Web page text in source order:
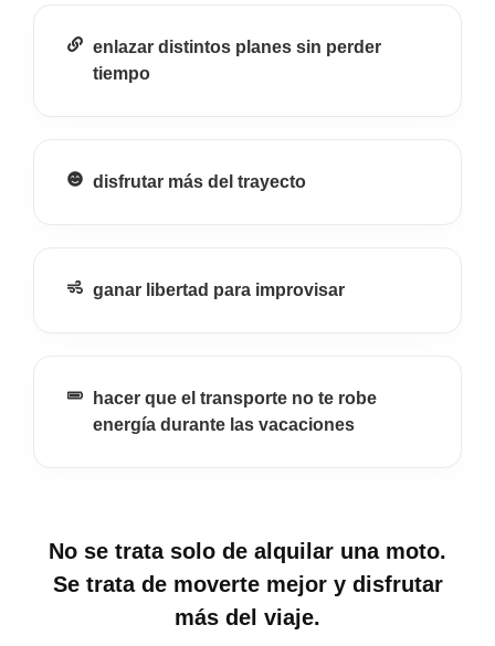
enlazar distintos planes sin perder
tiempo
disfrutar más del trayecto
ganar libertad para improvisar
hacer que el transporte no te robe
energía durante las vacaciones
No se trata solo de alquilar una moto.
Se trata de moverte mejor y disfrutar
más del viaje.